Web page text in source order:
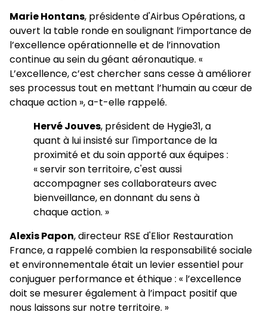
Marie Hontans, présidente d'Airbus Opérations, a
ouvert la table ronde en soulignant l’importance de
l’excellence opérationnelle et de l’innovation
continue au sein du géant aéronautique. «
L’excellence, c’est chercher sans cesse à améliorer
ses processus tout en mettant l’humain au cœur de
chaque action », a-t-elle rappelé.
Hervé Jouves, président de Hygie31, a
quant à lui insisté sur l'importance de la
proximité et du soin apporté aux équipes :
« servir son territoire, c'est aussi
accompagner ses collaborateurs avec
bienveillance, en donnant du sens à
chaque action. »
Alexis Papon, directeur RSE d'Elior Restauration
France, a rappelé combien la responsabilité sociale
et environnementale était un levier essentiel pour
conjuguer performance et éthique : « l’excellence
doit se mesurer également à l’impact positif que
nous laissons sur notre territoire. »